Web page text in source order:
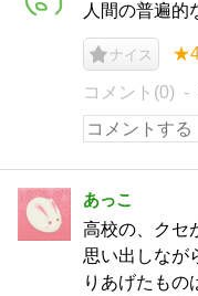
人間の普遍的
ナイス
コメント(0)
あっこ
高校の、クセ
思い出しなが
りあげたもの